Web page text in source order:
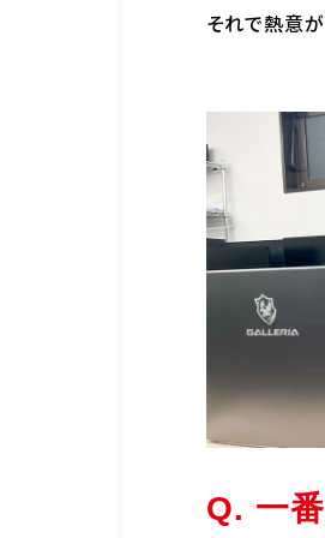
それで熱意
Q. 一